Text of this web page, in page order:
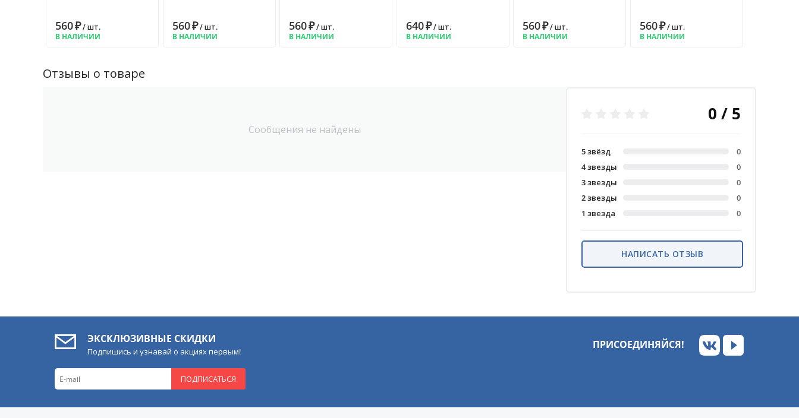
560₽/ шт.
В НАЛИЧИИ
560₽/ шт.
В НАЛИЧИИ
560₽/ шт.
В НАЛИЧИИ
640₽/ шт.
В НАЛИЧИИ
560₽/ шт.
В НАЛИЧИИ
560₽/ шт.
В НАЛИЧИИ
Отзывы о товаре
Сообщения не найдены
0 / 5
5 звёзд
0
4 звезды
0
3 звезды
0
2 звезды
0
1 звезда
0
НАПИСАТЬ ОТЗЫВ
ЭКСКЛЮЗИВНЫЕ СКИДКИ
Подпишись и узнавай о акциях первым!
ПОДПИСАТЬСЯ
ПРИСОЕДИНЯЙСЯ!